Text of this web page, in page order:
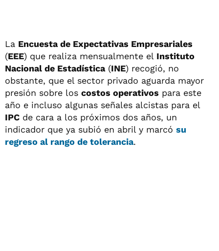
La Encuesta de Expectativas Empresariales
(EEE) que realiza mensualmente el Instituto
Nacional de Estadística(INE) recogió, no
obstante, que el sector privado aguarda mayor
presión sobre los costos operativos para este
año e incluso algunas señales alcistas para el
IPC de cara a los próximos dos años, un
indicador que ya subió en abril y marcó su
regreso al rango de tolerancia.